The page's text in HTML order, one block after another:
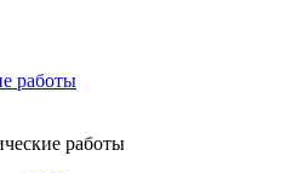
работы
работы